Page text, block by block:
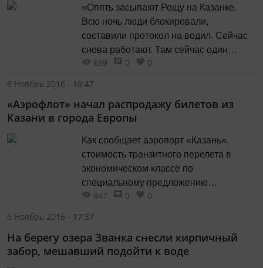
бальных костюмах были
исполнительный директор ассоциации
«Лермонтовское наследие» Елена...
«Опять засыпают Рощу на Казанке.
Всю ночь люди блокировали,
составили протокол на водил. Сейчас
снова работают. Там сейчас один
Искандер Ясавеев. Кто может быстро
Одевайтесь теплее. Можно брать с
собой горячий кофе /чай. Адрес:
Ямашева 122 за салоном Мерседес
Ирбис возле...
699 0
0
6 Ноябрь 2016 - 18:47
«Аэрофлот» начал распродажу билетов из
Казани в города Европы
Как сообщает аэропорт «Казань»,
стоимость транзитного перелета в
экономическом классе по
специальному предложению
составляет от 13 091 рубля (Казань -
можно будет слетать за 15 293 рубля, в
Дюссельдорф за 15 795 рублей, в
847 0
0
6 Ноябрь 2016 - 17:37
На берегу озера Званка снесли кирпичный
забор, мешавший подойти к воде